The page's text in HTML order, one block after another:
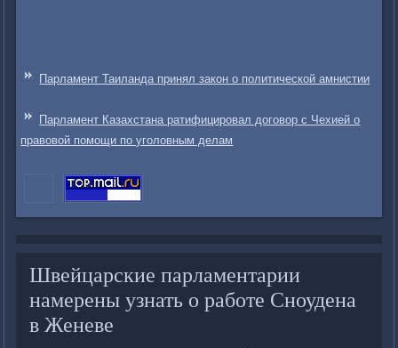
Парламент Таиланда принял закон о политической амнистии
Парламент Казахстана ратифицировал договор с Чехией о
правовой помощи по уголовным делам
Швейцарские парламентарии
намерены узнать о работе Сноудена
в Женеве